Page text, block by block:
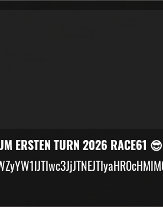
ERSTEN TURN 2026 RACE61 😎